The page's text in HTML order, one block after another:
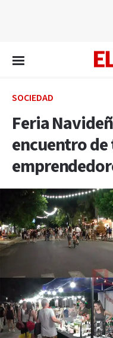
SOCIEDAD
Feria
encuentro